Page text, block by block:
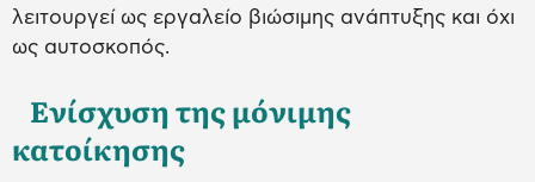
λειτουργεί ως εργαλείο βιώσιμης ανάπτυξης και όχι
ως αυτοσκοπός.
Ενίσχυση της μόνιμης
κατοίκησης